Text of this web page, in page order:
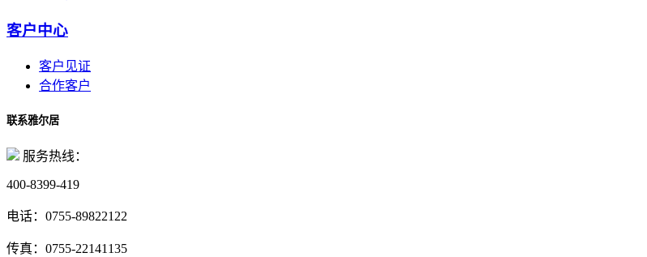
客户中心
客户见证
合作客户
联系雅尔居
服务热线：
400-8399-419
电话： 0755-89822122
传真： 0755-22141135